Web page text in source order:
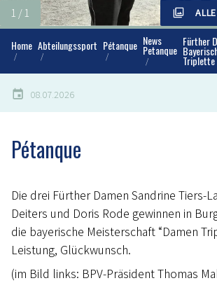
Home Abteilungssport Pétanque News
Petanque
Fürther
Triplette
08.07.2026
Pétanque
Die drei Fürther Damen Sandrine Tiers-
Deiters und Doris Rode gewinnen in
die bayerische Meisterschaft “Damen
Leistung, Glückwunsch.
(im Bild links: BPV-Präsident Thomas